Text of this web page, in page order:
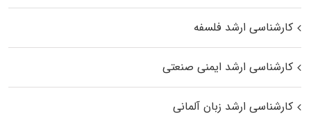
کارشناسی ارشد فلسفه
کارشناسی ارشد ایمنی صنعتی
کارشناسی ارشد زبان آلمانی